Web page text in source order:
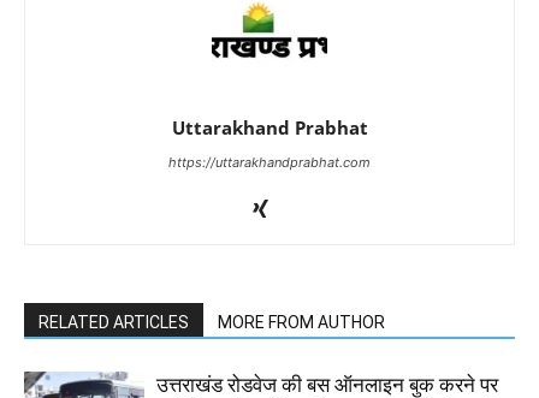
Uttarakhand Prabhat
https://uttarakhandprabhat.com
RELATED ARTICLES MORE FROM AUTHOR
उत्तराखंड रोडवेज की बस ऑनलाइन बुक करने पर